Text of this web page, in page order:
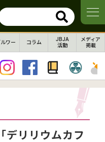
ルワー コラム
JBJA
活動
メディア
掲載
デリリウムカフ